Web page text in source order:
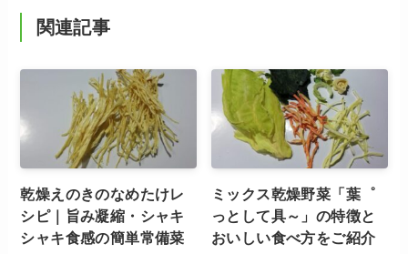
関連記事
乾燥えのきのなめたけレ
シピ｜旨み凝縮・シャキ
シャキ食感の簡単常備菜
ミックス乾燥野菜「葉゜
っとして具～」の特徴と
おいしい食べ方をご紹介